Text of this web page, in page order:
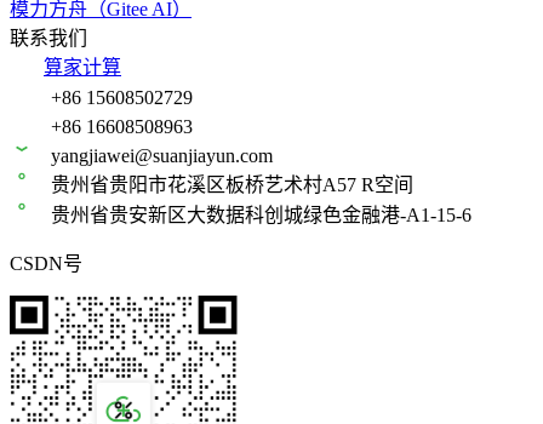
模力方舟（Gitee AI）
联系我们
算家计算
+86 15608502729
+86 16608508963
yangjiawei@suanjiayun.com
贵州省贵阳市花溪区板桥艺术村A57 R空间
贵州省贵安新区大数据科创城绿色金融港-A1-15-6
CSDN号